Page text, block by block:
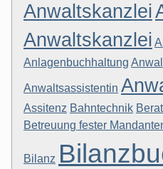
Anwaltskanzlei
Anwaltskanzlei
Anlagenbuchhaltung
Anwaltsassistentin
Assitenz Bahntechnik
Betreuung fester
Bilanz